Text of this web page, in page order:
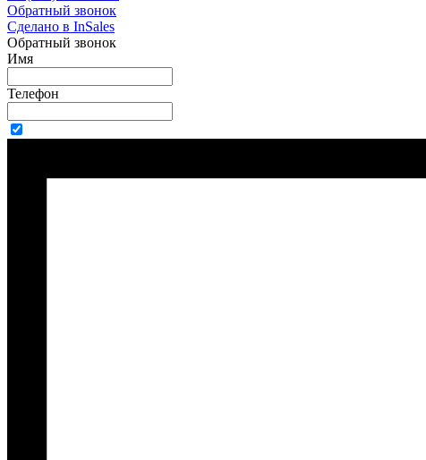
Обратный звонок
Сделано в InSales
Обратный звонок
Имя
Телефон